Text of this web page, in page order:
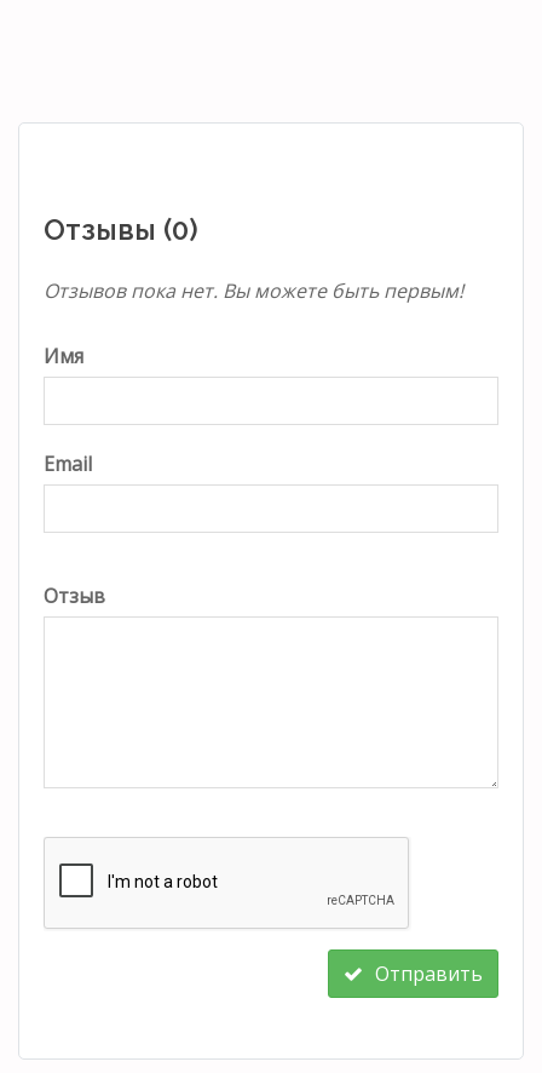
Отзывы (0)
Отзывов пока нет. Вы можете быть первым!
Имя
Email
Отзыв
Отправить